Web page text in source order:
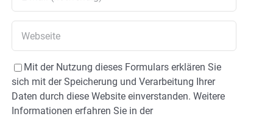
Mit der Nutzung dieses Formulars erklären Sie
sich mit der Speicherung und Verarbeitung Ihrer
Daten durch diese Website einverstanden. Weitere
Informationen erfahren Sie in der